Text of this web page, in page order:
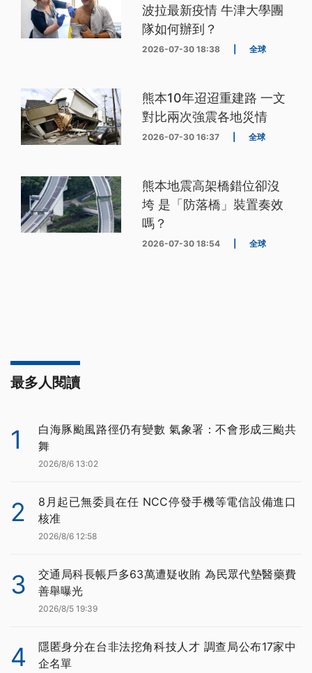
波拉最新疫情 牛津大學團
隊如何辦到？
2026-07-30 18:38 全球
熊本10年迢迢重建路 一文
對比兩次強震各地災情
2026-07-30 16:37 全球
熊本地震高架橋錯位卻沒
垮 是「防落橋」裝置奏效
嗎？
2026-07-30 18:54 全球
最多人閱讀
1
白海豚颱風路徑仍有變數 氣象署：不會形成三颱共
舞
2026/8/6 13:02
2
8月起已無委員在任 NCC停發手機等電信設備進口
核准
2026/8/6 12:58
3
交通局科長帳戶多63萬遭疑收賄 為民眾代墊醫藥費
善舉曝光
2026/8/5 19:39
4
隱匿身分在台非法挖角科技人才 調查局公布17家中
企名單